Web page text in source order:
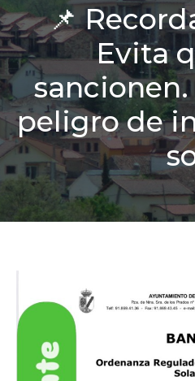
📌
Evita
peligro de